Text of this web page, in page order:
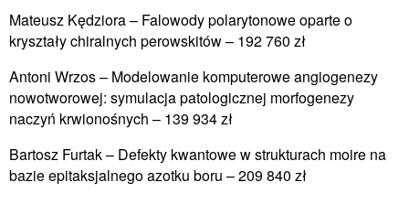
Mateusz Kędziora – Falowody polarytonowe oparte o
kryształy chiralnych perowskitów – 192 760 zł
Antoni Wrzos – Modelowanie komputerowe angiogenezy
nowotworowej: symulacja patologicznej morfogenezy
naczyń krwionośnych – 139 934 zł
Bartosz Furtak – Defekty kwantowe w strukturach moire na
bazie epitaksjalnego azotku boru – 209 840 zł